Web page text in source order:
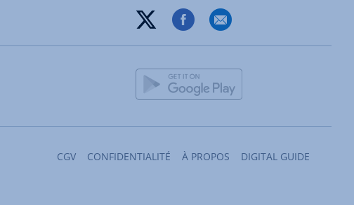
CGV CONFIDENTIALITÉ À PROPOS DIGITAL GUIDE